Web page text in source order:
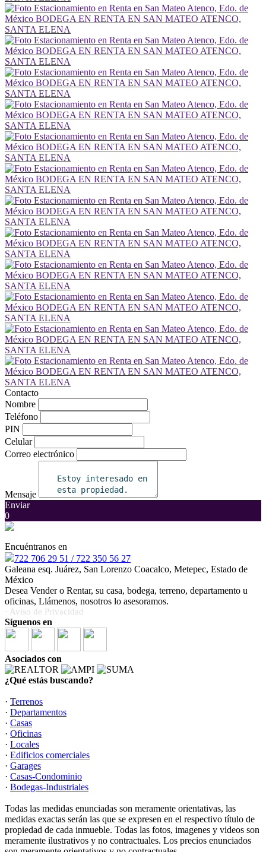
Contacto
Nombre
Teléfono
PIN
Celular
Correo electrónico
Mensaje
Enviar
0
Encuéntranos en
722 706 29 51 / 722 350 56 27
Galeana esq. Juárez, San Lorenzo Coacalco, Metepec, Estado de
México
Desea Vender o Rentar, su casa, bodega, terreno, departamento u
oficinas, Llámenos, nosotros lo asesoramos.
· Aviso de Privacidad
Síguenos en
Asociados con
¿Qué estás buscando?
· Terrenos
· Departamentos
· Casas
· Oficinas
· Locales
· Edificios comerciales
· Garages
· Casas-Condominio
· Bodegas-Industriales
Todas las medidas enunciadas son meramente orientativas, las
medidas exactas serán las que se expresen en el respectivo título de
propiedad de cada inmueble. Todas las fotos, imagenes y videos son
meramente ilustrativos y no contractuales. Los precios enunciados